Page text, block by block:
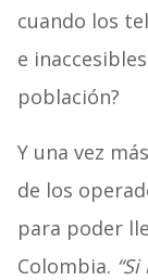
cuando los
e
población?
Y una vez
de los
para poder
Colombia.